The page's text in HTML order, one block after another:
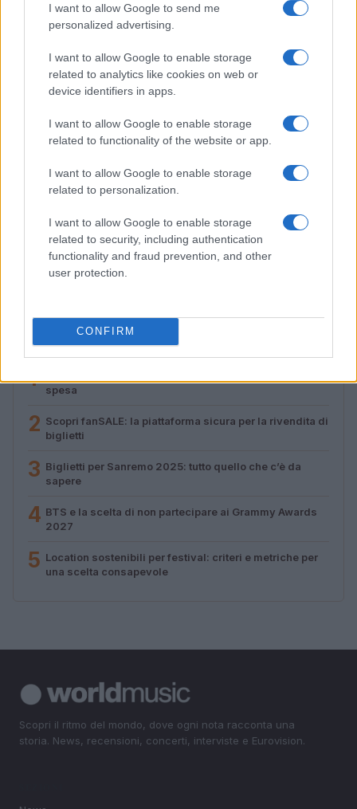
I want to allow Google to send me
personalized advertising.
I want to allow Google to enable storage
related to analytics like cookies on web or
device identifiers in apps.
I want to allow Google to enable storage
related to functionality of the website or app.
I want to allow Google to enable storage
related to personalization.
I want to allow Google to enable storage
related to security, including authentication
functionality and fraud prevention, and other
user protection.
CONFIRM
Streaming vs vinile: differenze tra mastering,
dinamica e ritualità
Letizia Fontana · 5 Ago 2026
PIÙ LETTI
1
spesa
2 Scopri fanSALE: la piattaforma sicura per la rivendita di
biglietti
3 Biglietti per Sanremo 2025: tutto quello che c’è da
sapere
4 BTS e la scelta di non partecipare ai Grammy Awards
2027
5 Location sostenibili per festival: criteri e metriche per
una scelta consapevole
Scopri il ritmo del mondo, dove ogni nota racconta una
storia. News, recensioni, concerti, interviste e Eurovision.